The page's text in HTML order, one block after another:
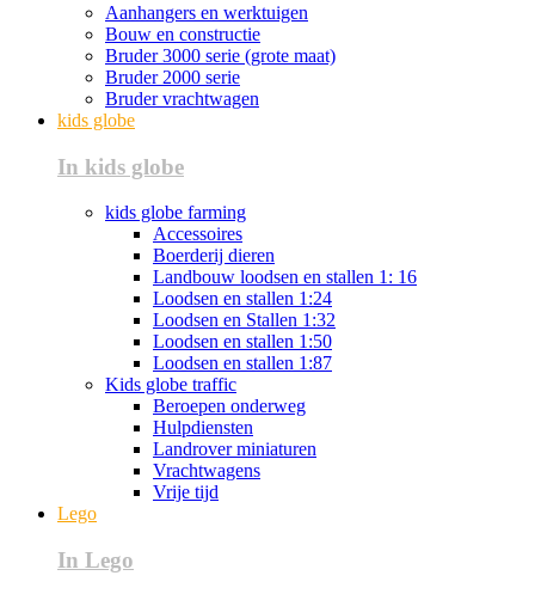
Aanhangers en werktuigen
Bouw en constructie
Bruder 3000 serie (grote maat)
Bruder 2000 serie
Bruder vrachtwagen
kids globe
In kids globe
kids globe farming
Accessoires
Boerderij dieren
Landbouw loodsen en stallen 1: 16
Loodsen en stallen 1:24
Loodsen en Stallen 1:32
Loodsen en stallen 1:50
Loodsen en stallen 1:87
Kids globe traffic
Beroepen onderweg
Hulpdiensten
Landrover miniaturen
Vrachtwagens
Vrije tijd
Lego
In Lego